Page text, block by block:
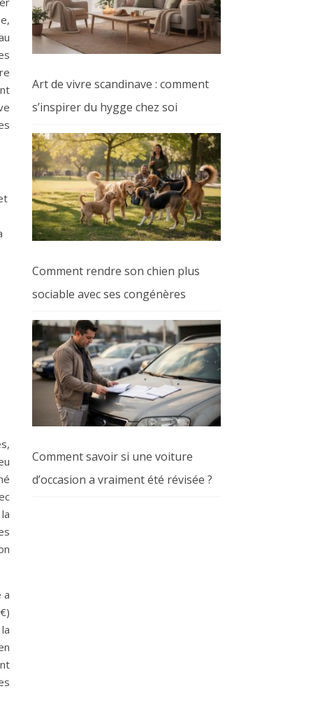
a
Art de vivre scandinave : comment
s’inspirer du hygge chez soi
Comment rendre son chien plus
sociable avec ses congénères
Comment savoir si une voiture
d’occasion a vraiment été révisée ?